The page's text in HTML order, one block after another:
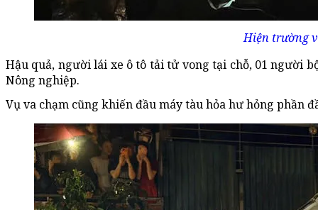
Hiện trường
Hậu quả, người lái xe ô tô tải tử vong tại chỗ, 01 người
Nông nghiệp.
Vụ va chạm cũng khiến đầu máy tàu hỏa hư hỏng phần